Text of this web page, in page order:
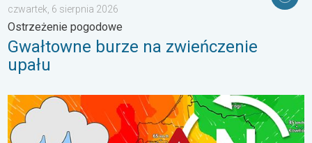
czwartek, 6 sierpnia 2026
Ostrzeżenie pogodowe
Gwałtowne burze na zwieńczenie
upału
Sztorm, ochłodzenie, wysokie fale, cofka. Niż nad Bałtykiem.